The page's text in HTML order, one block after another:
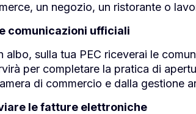
un negozio, un ristorante o
comunicazioni ufficiali
sulla tua PEC riceverai le
per completare la pratica di
di commercio e dalla gestione
le fatture elettroniche